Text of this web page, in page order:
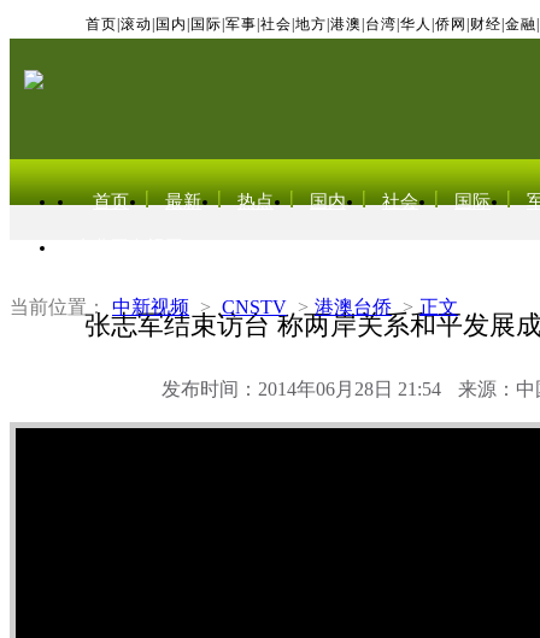
首页 滚动 国内 国际 军事 社会 地方 港澳 台湾 华人 侨网 财经 金融
首页 最新 热点 国内 社会 国际
当前位置： 中新视频 > CNSTV > 港澳台侨 > 正文
张志军结束访台 称两岸关系和平发展
发布时间：2014年06月28日 21:54 来源：中